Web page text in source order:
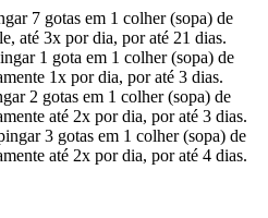
7 gotas em 1 colher (sopa) de
até 3x por dia, por até 21 dias.
1 gota em 1 colher (sopa) de
1x por dia, por até 3 dias.
2 gotas em 1 colher (sopa) de
até 2x por dia, por até 3 dias.
3 gotas em 1 colher (sopa) de
até 2x por dia, por até 4 dias.